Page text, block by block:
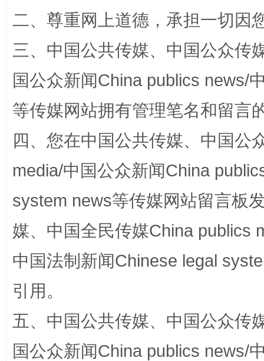
阿坝州三大球赛在茂县开幕 规模
国家大学科技园优化重塑工作
二、尊重网上道德，承担一切因
三、中国公共传媒、中国公众传
国公众新闻China publics news/
等传媒网站拥有管理笔名和留言
四、您在中国公共传媒、中国公
media/中国公众新闻China
system news等传媒网站留言板
媒、中国全民传媒China publics
中国法制新闻Chinese legal
引用。
五、中国公共传媒、中国公众传
国公众新闻China publics news/